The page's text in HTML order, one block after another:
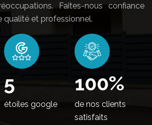
Faites-nous confiance
qualité et professionnel.
5
étoiles google
100%
de nos clients
satisfaits